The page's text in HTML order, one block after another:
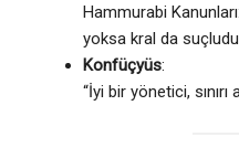
Hammurabi
yoksa kral da
Konfüçyüs:
“İyi bir yönetici,